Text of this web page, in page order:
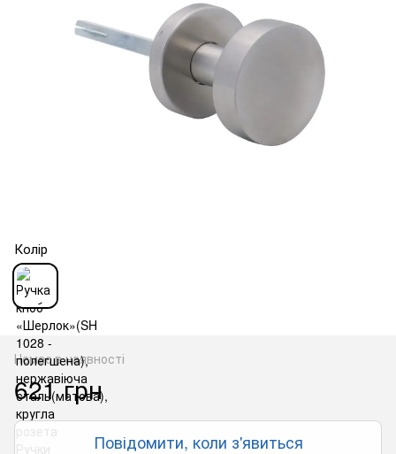
Колір
Немає в наявності
621 грн
Повідомити, коли з'явиться